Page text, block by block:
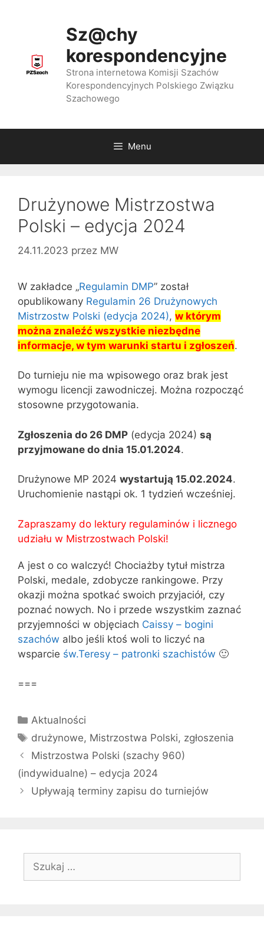
Sz@chy
korespondencyjne
Strona internetowa Komisji Szachów
Korespondencyjnych Polskiego Związku
Szachowego
Menu
Drużynowe Mistrzostwa
Polski – edycja 2024
24.11.2023 przez MW
W zakładce „Regulamin DMP” został
opublikowany Regulamin 26 Drużynowych
Mistrzostw Polski (edycja 2024), w którym
można znaleźć wszystkie niezbędne
informacje, w tym warunki startu i zgłoszeń.
Do turnieju nie ma wpisowego oraz brak jest
wymogu licencji zawodniczej. Można rozpocząć
stosowne przygotowania.
Zgłoszenia do 26 DMP (edycja 2024) są
przyjmowane do dnia 15.01.2024.
Drużynowe MP 2024 wystartują 15.02.2024.
Uruchomienie nastąpi ok. 1 tydzień wcześniej.
Zapraszamy do lektury regulaminów i licznego
udziału w Mistrzostwach Polski!
A jest o co walczyć! Chociażby tytuł mistrza
Polski, medale, zdobycze rankingowe. Przy
okazji można spotkać swoich przyjaciół, czy
poznać nowych. No i przede wszystkim zaznać
przyjemności w objęciach Caissy – bogini
szachów albo jeśli ktoś woli to liczyć na
wsparcie św.Teresy – patronki szachistów 🙂
===
Kategorie
Aktualności
Tagi
drużynowe, Mistrzostwa Polski, zgłoszenia
Mistrzostwa Polski (szachy 960)
(indywidualne) – edycja 2024
Upływają terminy zapisu do turniejów
Szukaj: